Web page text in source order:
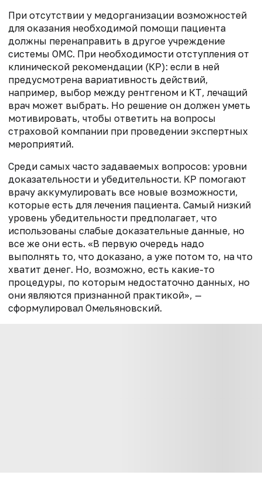
При отсутствии у медорганизации возможностей
для оказания необходимой помощи пациента
должны перенаправить в другое учреждение
системы ОМС. При необходимости отступления от
клинической рекомендации (КР): если в ней
предусмотрена вариативность действий,
например, выбор между рентгеном и КТ, лечащий
врач может выбрать. Но решение он должен уметь
мотивировать, чтобы ответить на вопросы
страховой компании при проведении экспертных
мероприятий.
Среди самых часто задаваемых вопросов: уровни
доказательности и убедительности. КР помогают
врачу аккумулировать все новые возможности,
которые есть для лечения пациента. Самый низкий
уровень убедительности предполагает, что
использованы слабые доказательные данные, но
все же они есть. «В первую очередь надо
выполнять то, что доказано, а уже потом то, на что
хватит денег. Но, возможно, есть какие-то
процедуры, по которым недостаточно данных, но
они являются признанной практикой», —
сформулировал Омельяновский.